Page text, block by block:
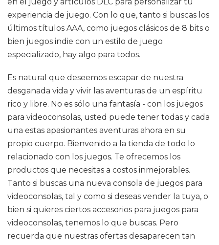
experiencia de juego. Con lo que, tanto si buscas los
últimos títulos AAA, como juegos clásicos de 8 bits o
bien juegos indie con un estilo de juego
especializado, hay algo para todos.
Es natural que deseemos escapar de nuestra
desganada vida y vivir las aventuras de un espíritu
rico y libre. No es sólo una fantasía - con los juegos
para videoconsolas, usted puede tener todas y cada
una estas apasionantes aventuras ahora en su
propio cuerpo. Bienvenido a la tienda de todo lo
relacionado con los juegos. Te ofrecemos los
productos que necesitas a costos inmejorables.
Tanto si buscas una nueva consola de juegos para
videoconsolas, tal y como si deseas vender la tuya, o
bien si quieres ciertos accesorios para juegos para
videoconsolas, tenemos lo que buscas. Pero
recuerda que nuestras ofertas desaparecen tan